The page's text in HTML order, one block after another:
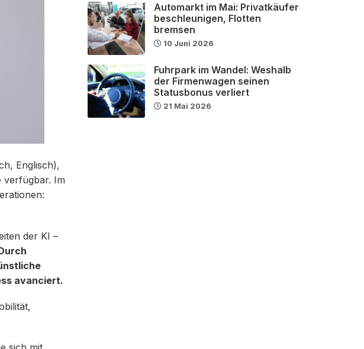
Englisch),
verfügbar. Im
der KI –
avanciert.
Automarkt im Mai: Privatkäufer
beschleunigen, Flotten
bremsen
10 Juni 2026
Fuhrpark im Wandel: Weshalb
der Firmenwagen seinen
Statusbonus verliert
21 Mai 2026